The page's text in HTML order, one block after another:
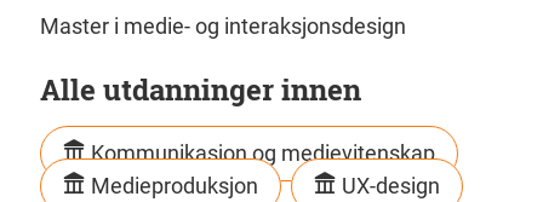
Master i medie- og interaksjonsdesign
Alle utdanninger innen
Kommunikasjon og medievitenskap
Medieproduksjon
UX-design